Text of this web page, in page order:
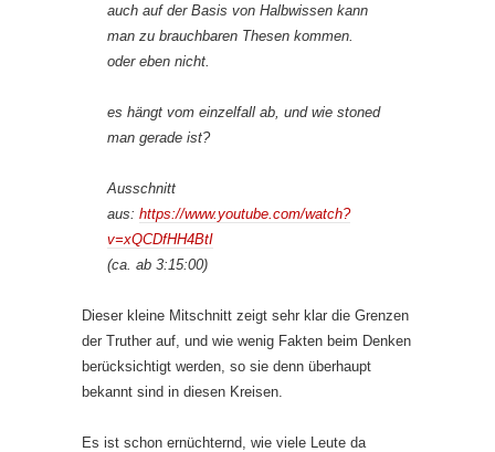
auch auf der Basis von Halbwissen kann
man zu brauchbaren Thesen kommen.
oder eben nicht.
es hängt vom einzelfall ab, und wie stoned
man gerade ist?
Ausschnitt
aus: https://www.youtube.com/watch?
v=xQCDfHH4BtI
(ca. ab 3:15:00)
Dieser kleine Mitschnitt zeigt sehr klar die Grenzen
der Truther auf, und wie wenig Fakten beim Denken
berücksichtigt werden, so sie denn überhaupt
bekannt sind in diesen Kreisen.
Es ist schon ernüchternd, wie viele Leute da